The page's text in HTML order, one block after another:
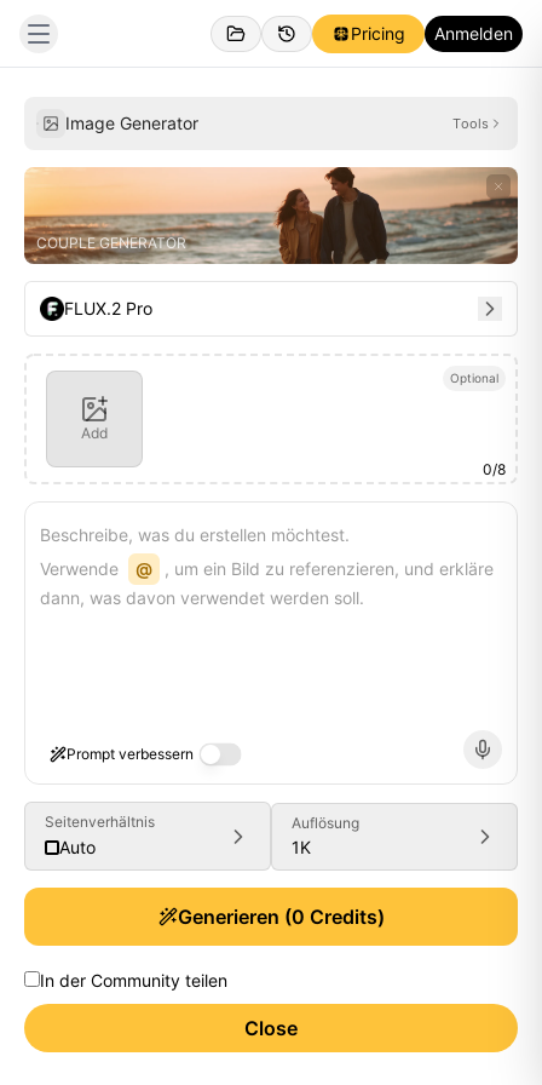
Pricing Anmelden
Image Generator Tools
COUPLE GENERATOR
FLUX.2 Pro
Optional
Add
0/8
Beschreibe, was du erstellen möchtest.
Verwende
@
, um ein Bild zu referenzieren, und erkläre
dann, was davon verwendet werden soll.
Prompt verbessern
Seitenverhältnis
Auto
Auflösung
1K
Generieren (0 Credits)
In der Community teilen
Close
Generate